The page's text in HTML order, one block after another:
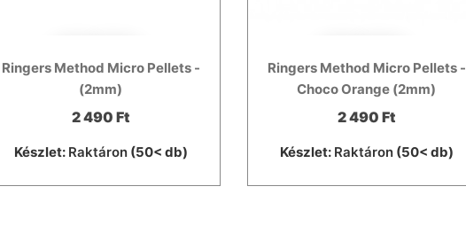
Ringers Method Micro Pellets -
(2mm)
2 490 Ft
Készlet: Raktáron(50< db)
Ringers Method Micro Pellets -
Choco Orange (2mm)
2 490 Ft
Készlet: Raktáron(50< db)